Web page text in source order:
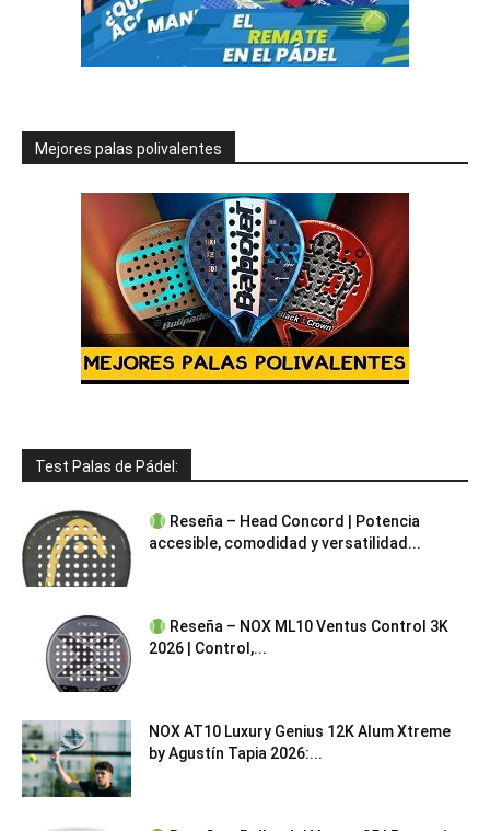
Mejores palas polivalentes
Test Palas de Pádel:
Reseña – Head Concord | Potencia
accesible, comodidad y versatilidad...
Reseña – NOX ML10 Ventus Control 3K
2026 | Control,...
NOX AT10 Luxury Genius 12K Alum Xtreme
by Agustín Tapia 2026:...